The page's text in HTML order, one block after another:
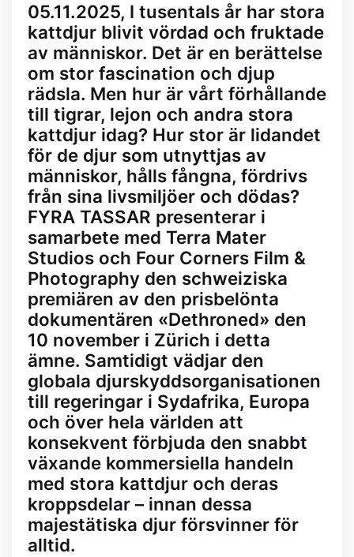
05.11.2025, I tusentals år har stora
kattdjur blivit vördad och fruktade
av människor. Det är en berättelse
om stor fascination och djup
rädsla. Men hur är vårt förhållande
till tigrar, lejon och andra stora
kattdjur idag? Hur stor är lidandet
för de djur som utnyttjas av
människor, hålls fångna, fördrivs
från sina livsmiljöer och dödas?
FYRA TASSAR presenterar i
samarbete med Terra Mater
Studios och Four Corners Film &
Photography den schweiziska
premiären av den prisbelönta
dokumentären «Dethroned» den
10 november i Zürich i detta
ämne. Samtidigt vädjar den
globala djurskyddsorganisationen
till regeringar i Sydafrika, Europa
och över hela världen att
konsekvent förbjuda den snabbt
växande kommersiella handeln
med stora kattdjur och deras
kroppsdelar – innan dessa
majestätiska djur försvinner för
alltid.